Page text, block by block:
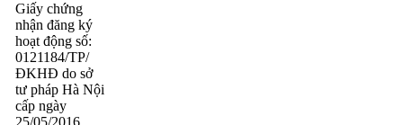
Giấy chứng
nhận đăng ký
hoạt động số:
0121184/TP/
ĐKHĐ do sở
tư pháp Hà Nội
cấp ngày